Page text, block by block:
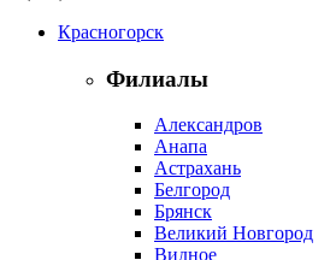
Красногорск
Филиалы
Александров
Анапа
Астрахань
Белгород
Брянск
Великий Новгород
Видное